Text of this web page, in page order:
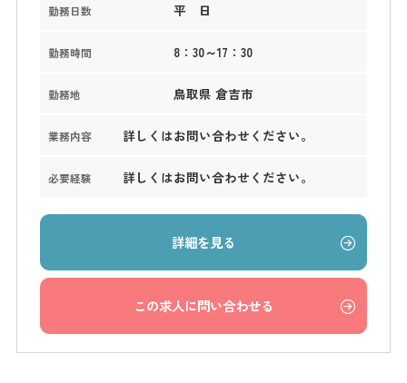
勤務日数 平 日
勤務時間 8：30～17：30
勤務地 鳥取県 倉吉市
業務内容 詳しくはお問い合わせください。
必要経験 詳しくはお問い合わせください。
詳細を見る
この求人に問い合わせる